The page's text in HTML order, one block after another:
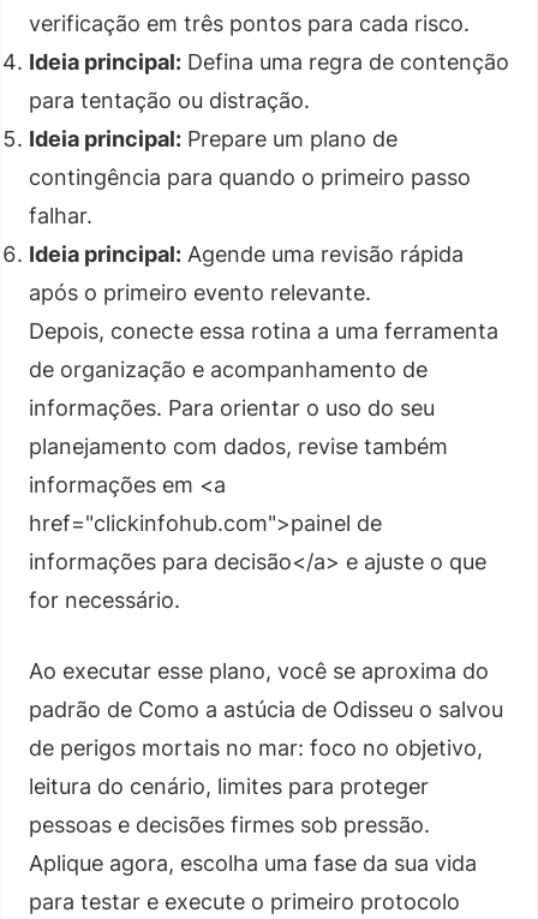
verificação em três pontos para cada risco.
Ideia principal: Defina uma regra de contenção
para tentação ou distração.
Ideia principal: Prepare um plano de
contingência para quando o primeiro passo
falhar.
Ideia principal: Agende uma revisão rápida
após o primeiro evento relevante.
Depois, conecte essa rotina a uma ferramenta
de organização e acompanhamento de
informações. Para orientar o uso do seu
planejamento com dados, revise também
informações em <a
href="clickinfohub.com">painel de
informações para decisão</a> e ajuste o que
for necessário.
Ao executar esse plano, você se aproxima do
padrão de Como a astúcia de Odisseu o salvou
de perigos mortais no mar: foco no objetivo,
leitura do cenário, limites para proteger
pessoas e decisões firmes sob pressão.
Aplique agora, escolha uma fase da sua vida
para testar e execute o primeiro protocolo